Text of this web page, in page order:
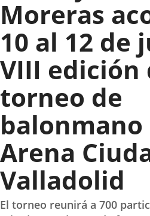
Moreras
10 al 12 de
VIII edición
torneo de
balonmano
Arena
Valladolid
El torneo reunirá a 700